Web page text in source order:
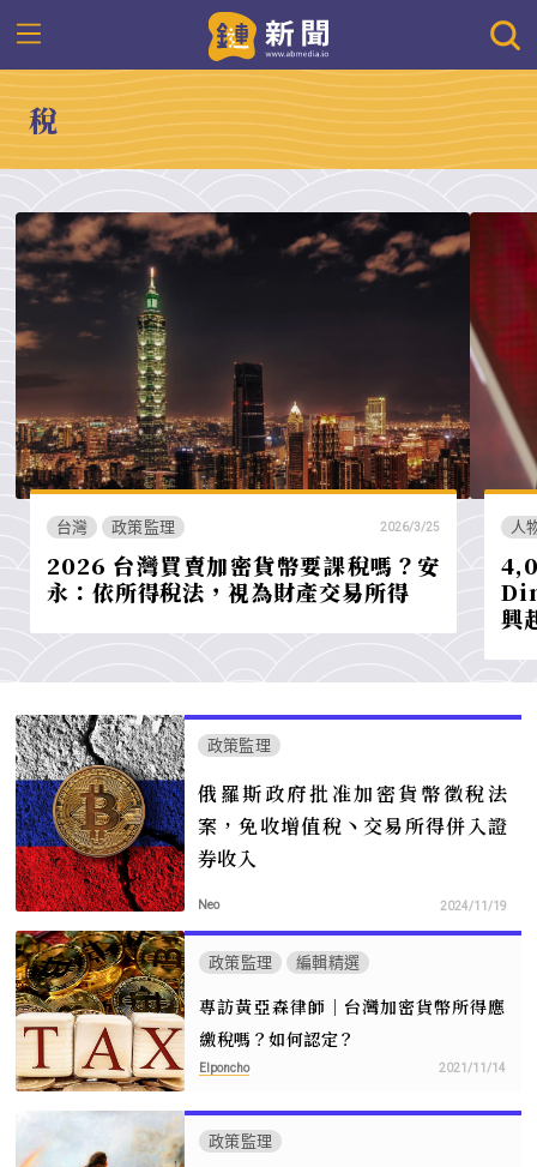
稅
台灣 政策監理 2026/3/25
2026 台灣買賣加密貨幣要課稅嗎？安
永：依所得稅法，視為財產交易所得
人
興
政策監理
俄羅斯政府批准加密貨幣徵稅法
案，免收增值稅丶交易所得併入證
券收入
Neo 2024/11/19
政策監理 編輯精選
專訪黃亞森律師｜台灣加密貨幣所得應
繳稅嗎？如何認定？
Elponcho 2021/11/14
政策監理